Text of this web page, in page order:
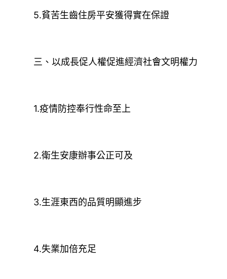
5.貧苦生齒住房平安獲得實在保證
三、以成長促人權促進經濟社會文明權力
1.疫情防控奉行性命至上
2.衛生安康辦事公正可及
3.生涯東西的品質明顯進步
4.失業加倍充足